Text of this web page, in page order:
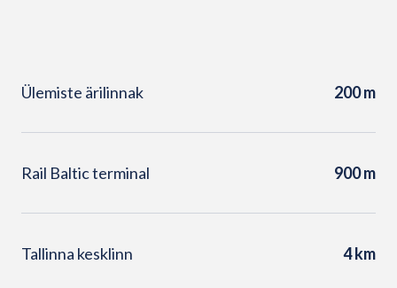
Ülemiste ärilinnak 200 m
Rail Baltic terminal 900 m
Tallinna kesklinn 4 km